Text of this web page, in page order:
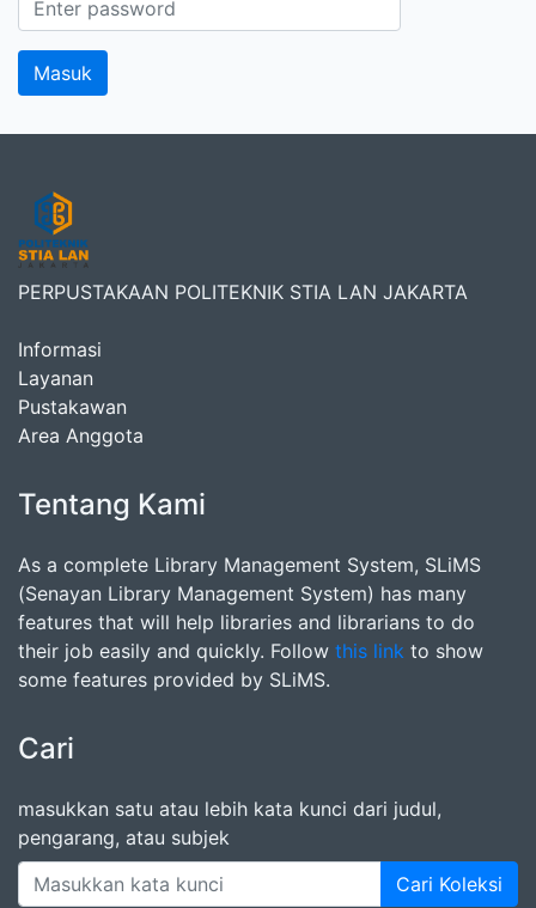
PERPUSTAKAAN POLITEKNIK STIA LAN JAKARTA
Informasi
Layanan
Pustakawan
Area Anggota
Tentang Kami
As a complete Library Management System, SLiMS
(Senayan Library Management System) has many
features that will help libraries and librarians to do
their job easily and quickly. Follow this link to show
some features provided by SLiMS.
Cari
masukkan satu atau lebih kata kunci dari judul,
pengarang, atau subjek
Cari Koleksi